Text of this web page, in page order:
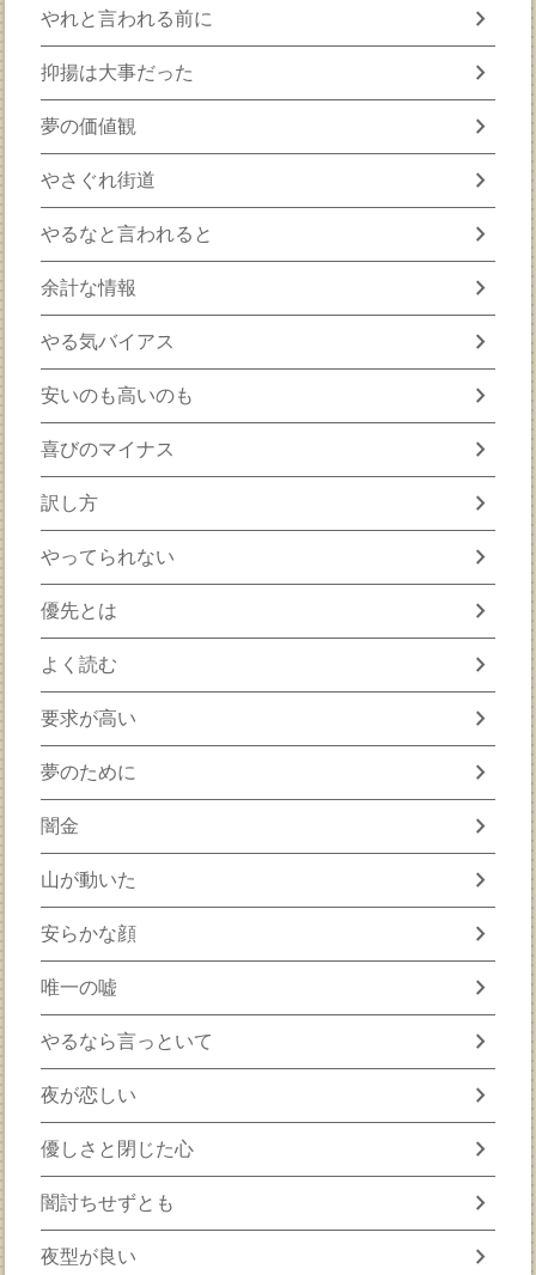
やれと言われる前に chevron_right
抑揚は大事だった chevron_right
夢の価値観 chevron_right
やさぐれ街道 chevron_right
やるなと言われると chevron_right
余計な情報 chevron_right
やる気バイアス chevron_right
安いのも高いのも chevron_right
喜びのマイナス chevron_right
訳し方 chevron_right
やってられない chevron_right
優先とは chevron_right
よく読む chevron_right
要求が高い chevron_right
夢のために chevron_right
闇金 chevron_right
山が動いた chevron_right
安らかな顔 chevron_right
唯一の嘘 chevron_right
やるなら言っといて chevron_right
夜が恋しい chevron_right
優しさと閉じた心 chevron_right
闇討ちせずとも chevron_right
夜型が良い chevron_right